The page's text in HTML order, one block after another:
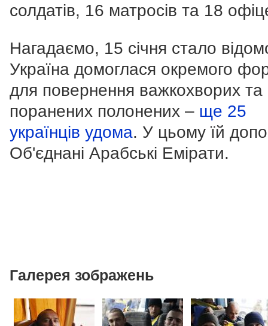
солдатів, 16 матросів та 18
Нагадаємо, 15 січня стало
Україна домоглася окремого
для повернення важкохворих та
поранених полонених – ще 25
українців удома. У цьому їй
Об'єднані Арабські Емірати.
Галерея зображень